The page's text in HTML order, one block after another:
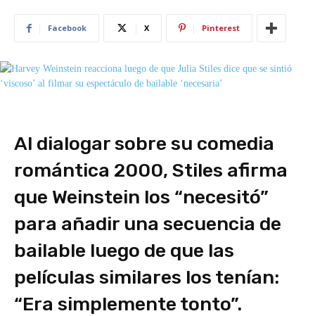
Facebook X Pinterest
Al dialogar sobre su comedia
romántica 2000, Stiles afirma
que Weinstein los “necesitó”
para añadir una secuencia de
bailable luego de que las
películas similares los tenían:
“Era simplemente tonto”.